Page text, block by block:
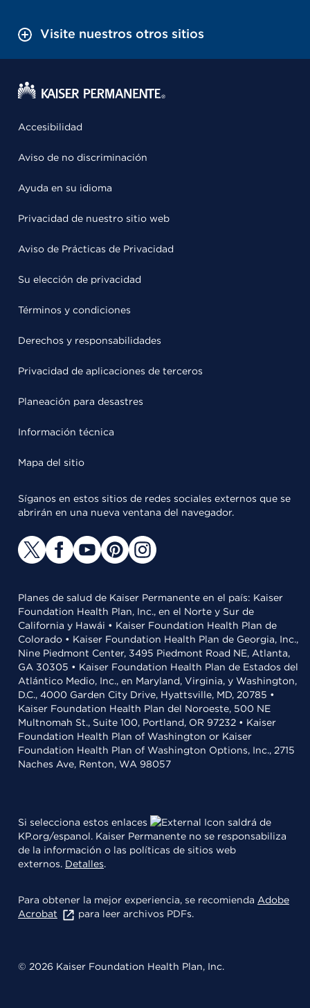
Visite nuestros otros sitios
Accesibilidad
Aviso de no discriminación
Ayuda en su idioma
Privacidad de nuestro sitio web
Aviso de Prácticas de Privacidad
Su elección de privacidad
Términos y condiciones
Derechos y responsabilidades
Privacidad de aplicaciones de terceros
Planeación para desastres
Información técnica
Mapa del sitio
Síganos en estos sitios de redes sociales externos que se
abrirán en una nueva ventana del navegador.
Planes de salud de Kaiser Permanente en el país: Kaiser
Foundation Health Plan, Inc., en el Norte y Sur de
California y Hawái • Kaiser Foundation Health Plan de
Colorado • Kaiser Foundation Health Plan de Georgia, Inc.,
Nine Piedmont Center, 3495 Piedmont Road NE, Atlanta,
GA 30305 • Kaiser Foundation Health Plan de Estados del
Atlántico Medio, Inc., en Maryland, Virginia, y Washington,
D.C., 4000 Garden City Drive, Hyattsville, MD, 20785 •
Kaiser Foundation Health Plan del Noroeste, 500 NE
Multnomah St., Suite 100, Portland, OR 97232 • Kaiser
Foundation Health Plan of Washington or Kaiser
Foundation Health Plan of Washington Options, Inc., 2715
Naches Ave, Renton, WA 98057
Si selecciona estos enlaces
saldrá de
KP.org/espanol. Kaiser Permanente no se responsabiliza
de la información o las políticas de sitios web
externos. Detalles.
Para obtener la mejor experiencia, se recomienda Adobe
Acrobat
para leer archivos PDFs.
© 2026 Kaiser Foundation Health Plan, Inc.